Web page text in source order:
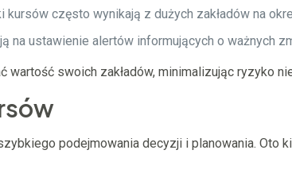
kursów często wynikają z dużych zakładów na
na ustawienie alertów informujących o ważnych
swoich zakładów, minimalizując ryzyko
podejmowania decyzji i planowania. Oto